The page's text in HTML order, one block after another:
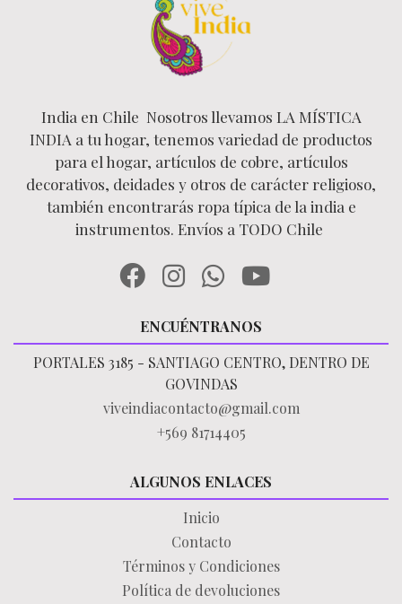
India en Chile Nosotros llevamos LA MÍSTICA
INDIA a tu hogar, tenemos variedad de productos
para el hogar, artículos de cobre, artículos
decorativos, deidades y otros de carácter religioso,
también encontrarás ropa típica de la india e
instrumentos. Envíos a TODO Chile
ENCUÉNTRANOS
PORTALES 3185 - SANTIAGO CENTRO, DENTRO DE
GOVINDAS
viveindiacontacto@gmail.com
+569 81714405
ALGUNOS ENLACES
Inicio
Contacto
Términos y Condiciones
Política de devoluciones